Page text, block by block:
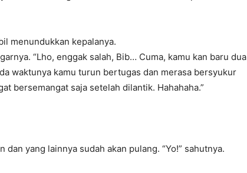
menundukkan kepalanya.
“Lho, enggak salah, Bib… Cuma, kamu kan baru dua
waktunya kamu turun bertugas dan merasa bersyukur
bersemangat saja setelah dilantik. Hahahaha.”
dan yang lainnya sudah akan pulang. “Yo!” sahutnya.